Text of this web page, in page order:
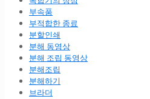
부속품
부적합한 종료
분할인쇄
분해 동영상
분해 조립 동영상
분해조립
분해하기
브라더